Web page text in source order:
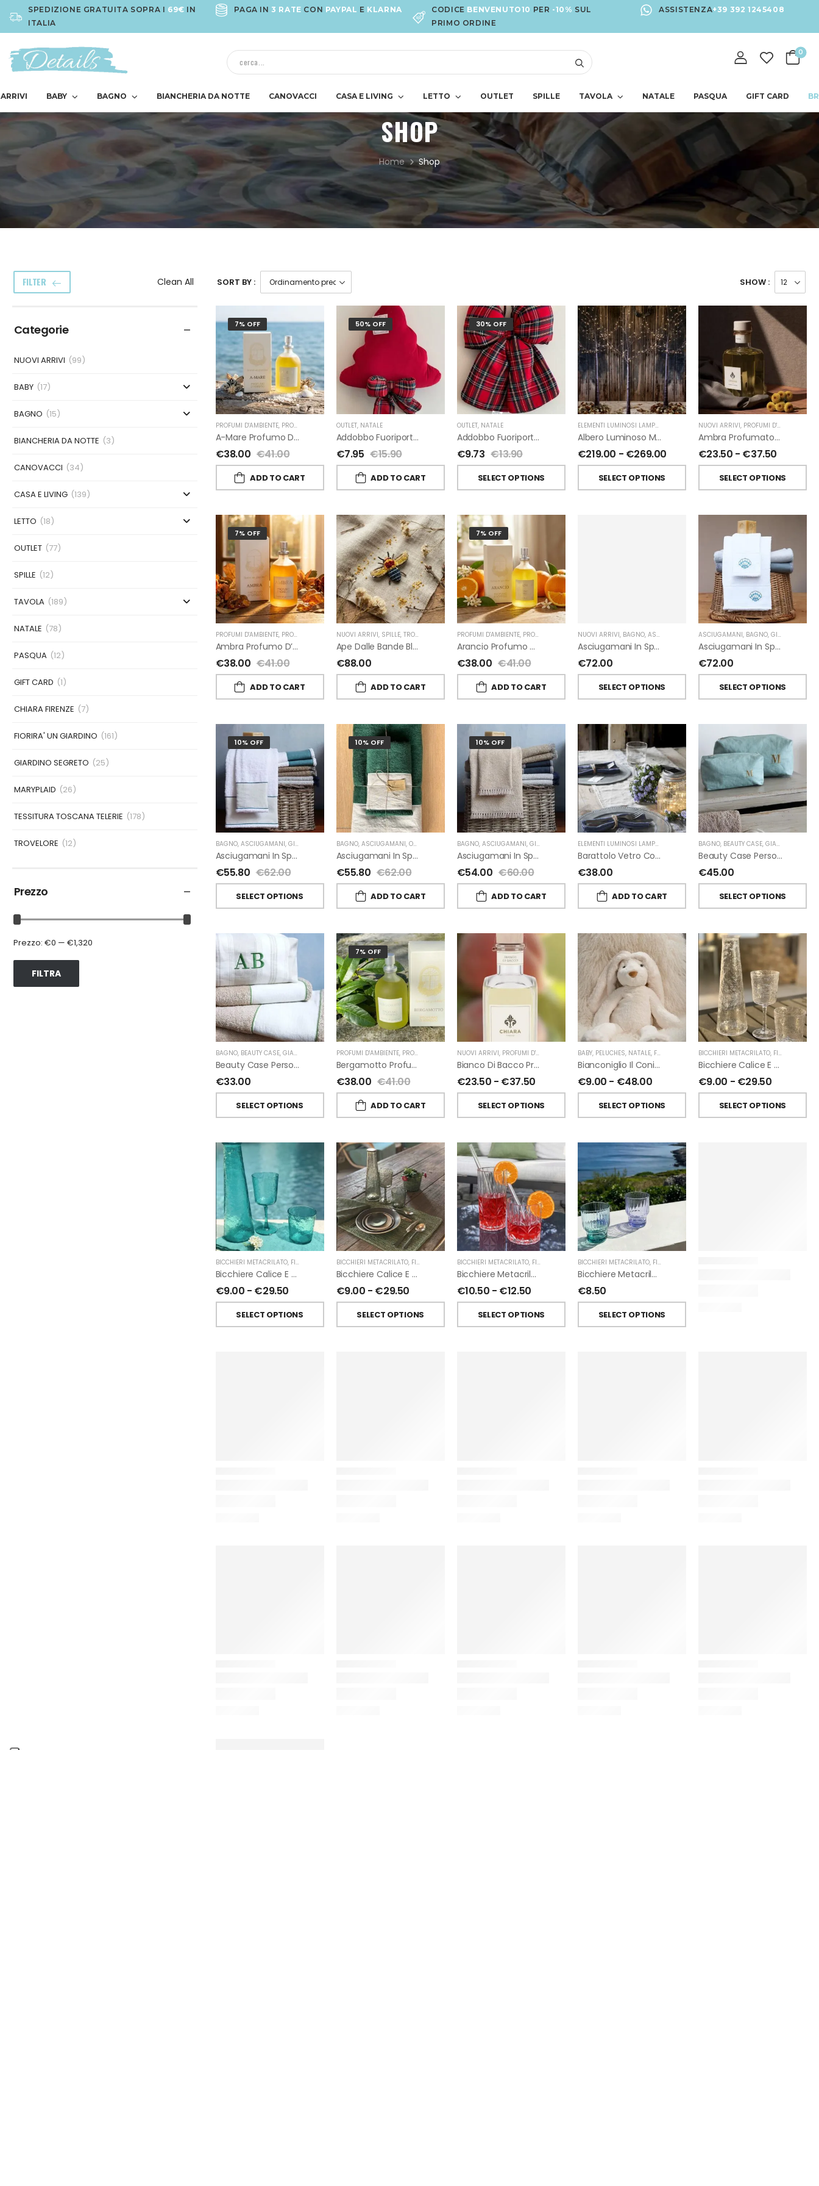
SPEDIZIONE GRATUITA SOPRA I 69€ IN
ITALIA
PAGA IN 3 RATE CON PAYPAL E KLARNA CODICE BENVENUTO10 PER -10% SUL
PRIMO ORDINE
ASSISTENZA+39 392 1245408
0
BABY BAGNO BIANCHERIA DA NOTTE CANOVACCI CASA E LIVING LETTO OUTLET SPILLE TAVOLA NATALE PASQUA GIFT CARD
SHOP
Home Shop
FILTER Clean All
Categorie
NUOVI ARRIVI (99)
BABY (17)
BAGNO (15)
BIANCHERIA DA NOTTE (3)
CANOVACCI (34)
CASA E LIVING (139)
LETTO (18)
OUTLET (77)
SPILLE (12)
TAVOLA (189)
NATALE (78)
PASQUA (12)
GIFT CARD (1)
CHIARA FIRENZE (7)
FIORIRA' UN GIARDINO (161)
GIARDINO SEGRETO (25)
MARYPLAID (26)
TESSITURA TOSCANA TELERIE (178)
TROVELORE (12)
Prezzo
FILTRA
Prezzo: €0 — €1,320
SORT BY : SHOW :
7% OFF
PROFUMI D'AMBIENTE, PROFUMI D'AMBIENTE FIORIRA' UN GIARDINO FIORIRA' UN GIARDINO
A-Mare Profumo D’ambiente Di Fiorirà Un Giardino
€38.00 €41.00
ADD TO CART
50% OFF
OUTLET, NATALE
Addobbo Fuoriporta Alberello Velluto Rosso Con Fiocchetto Tartan
€7.95 €15.90
ADD TO CART
30% OFF
OUTLET, NATALE
Addobbo Fuoriporta Fiocco In Velluto Rosso O In Tartan
€9.73 €13.90
SELECT OPTIONS
ELEMENTI LUMINOSI LAMPADE E LED NATALE,FIORIRA' UN GIARDINO
Albero Luminoso Marrone Interno-Esterno Di Fiorirà Un Giardino
€219.00 - €269.00
SELECT OPTIONS
NUOVI ARRIVI, PROFUMI D'AMBIENTE
Ambra Profumatori Per Ambiente A Bastoncini Di Chiara Firenze
€23.50 - €37.50
SELECT OPTIONS
7% OFF
PROFUMI D'AMBIENTE, PROFUMI D'AMBIENTE FIORIRA' UN GIARDINO ,FIORIRA' UN GIARDINO
Ambra Profumo D’ambiente Di Fiorirà Un Giardino
€38.00 €41.00
ADD TO CART
NUOVI ARRIVI, SPILLE, TROVELORE
Ape Dalle Bande Blu Spilla Decorata A Mano Di Trovelore
€88.00
ADD TO CART
7% OFF
PROFUMI D'AMBIENTE, PROFUMI D'AMBIENTE FIORIRA' UN GIARDINO ,FIORIRA' UN GIARDINO
Arancio Profumo D’ambiente Di Fiorirà Un Giardino
€38.00 €41.00
ADD TO CART
NUOVI ARRIVI, BAGNO, ASCIUGAMANI GIARDINO SEGRETO
Asciugamani In Spugna Con Fiori In Lino Applicati Di Giardino Segreto.
€72.00
SELECT OPTIONS
ASCIUGAMANI, BAGNO, GIARDINO SEGRETO
Asciugamani In Spugna Con Ricami Marini Di Giardino Segreto.
€72.00
SELECT OPTIONS
10% OFF
BAGNO, ASCIUGAMANI, GIARDINO SEGRETO
Asciugamani In Spugna E Lino Di Giardino Segreto
€55.80 €62.00
SELECT OPTIONS
10% OFF
BAGNO, ASCIUGAMANI, OUTLET GIARDINO SEGRETO
Asciugamani In Spugna E Lino Di Giardino Segreto
€55.80 €62.00
ADD TO CART
10% OFF
BAGNO, ASCIUGAMANI, GIARDINO SEGRETO
Asciugamani In Spugna E Nappe Di Giardino Segreto
€54.00 €60.00
ADD TO CART
ELEMENTI LUMINOSI LAMPADE E LED NATALE,FIORIRA' UN GIARDINO
Barattolo Vetro Con Corda Energia Solare Esterno D11 H15.6 Cm
€38.00
ADD TO CART
BAGNO, BEAUTY CASE, GIARDINO SEGRETO
Beauty Case Personalizzati In Lino Resinato Antimacchia Giardino Segreto
€45.00
SELECT OPTIONS
BAGNO, BEAUTY CASE, GIARDINO SEGRETO
Beauty Case Personalizzati In Lino Rigato Giardino Segreto
€33.00
SELECT OPTIONS
7% OFF
PROFUMI D'AMBIENTE, PROFUMI D'AMBIENTE FIORIRA' UN GIARDINO ,FIORIRA' UN GIARDINO
Bergamotto Profumo D’ambiente Di Fiorirà Un Giardino
€38.00 €41.00
ADD TO CART
NUOVI ARRIVI, PROFUMI D'AMBIENTE PROFUMATORI A BASTONCINI,CHIARA FIRENZE
Bianco Di Bacco Profumatori Per Ambiente A Bastoncini Di Chiara Firenze
€23.50 - €37.50
SELECT OPTIONS
BABY, PELUCHES, NATALE, FIORIRA' UN GIARDINO
Bianconiglio Il Coniglio Dalle Lunghe Orecchie H50 Cm Di Fiorirà Un Giardino
€9.00 - €48.00
SELECT OPTIONS
BICCHIERI METACRILATO, FIORIRA' UN GIARDINO
Bicchiere Calice E Bottiglia Metacrilati Effetto Martellato Trasparente Di Fiorirà Un Giardino
€9.00 - €29.50
SELECT OPTIONS
BICCHIERI METACRILATO, FIORIRA' UN GIARDINO
Bicchiere Calice E Bottiglia Metacrilati Effetto Martellato Turchese Di Fiorirà Un Giardino
€9.00 - €29.50
SELECT OPTIONS
BICCHIERI METACRILATO, FIORIRA' UN GIARDINO
Bicchiere Calice E Bottiglia Metacrilati Effetto Martellato Verde Di Fiorirà Un Giardino
€9.00 - €29.50
SELECT OPTIONS
BICCHIERI METACRILATO, FIORIRA' UN GIARDINO
Bicchiere Metacrilato Diamante Di Fiorirà Un Giardino
€10.50 - €12.50
SELECT OPTIONS
BICCHIERI METACRILATO, FIORIRA' UN GIARDINO
Bicchiere Metacrilato Righe Impilabile Di Fiorirà Un Giardino
€8.50
SELECT OPTIONS